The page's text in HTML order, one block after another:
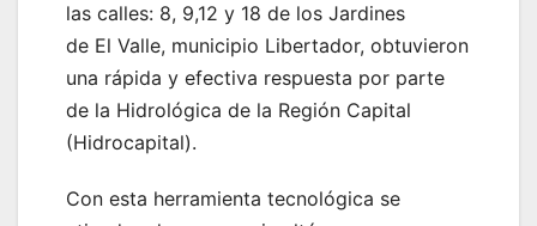
las calles: 8, 9,12 y 18 de los Jardines
de El Valle, municipio Libertador, obtuvieron
una rápida y efectiva respuesta por parte
de la Hidrológica de la Región Capital
(Hidrocapital).
Con esta herramienta tecnológica se